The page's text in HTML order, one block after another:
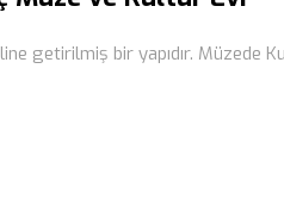
getirilmiş bir yapıdır. Müzede